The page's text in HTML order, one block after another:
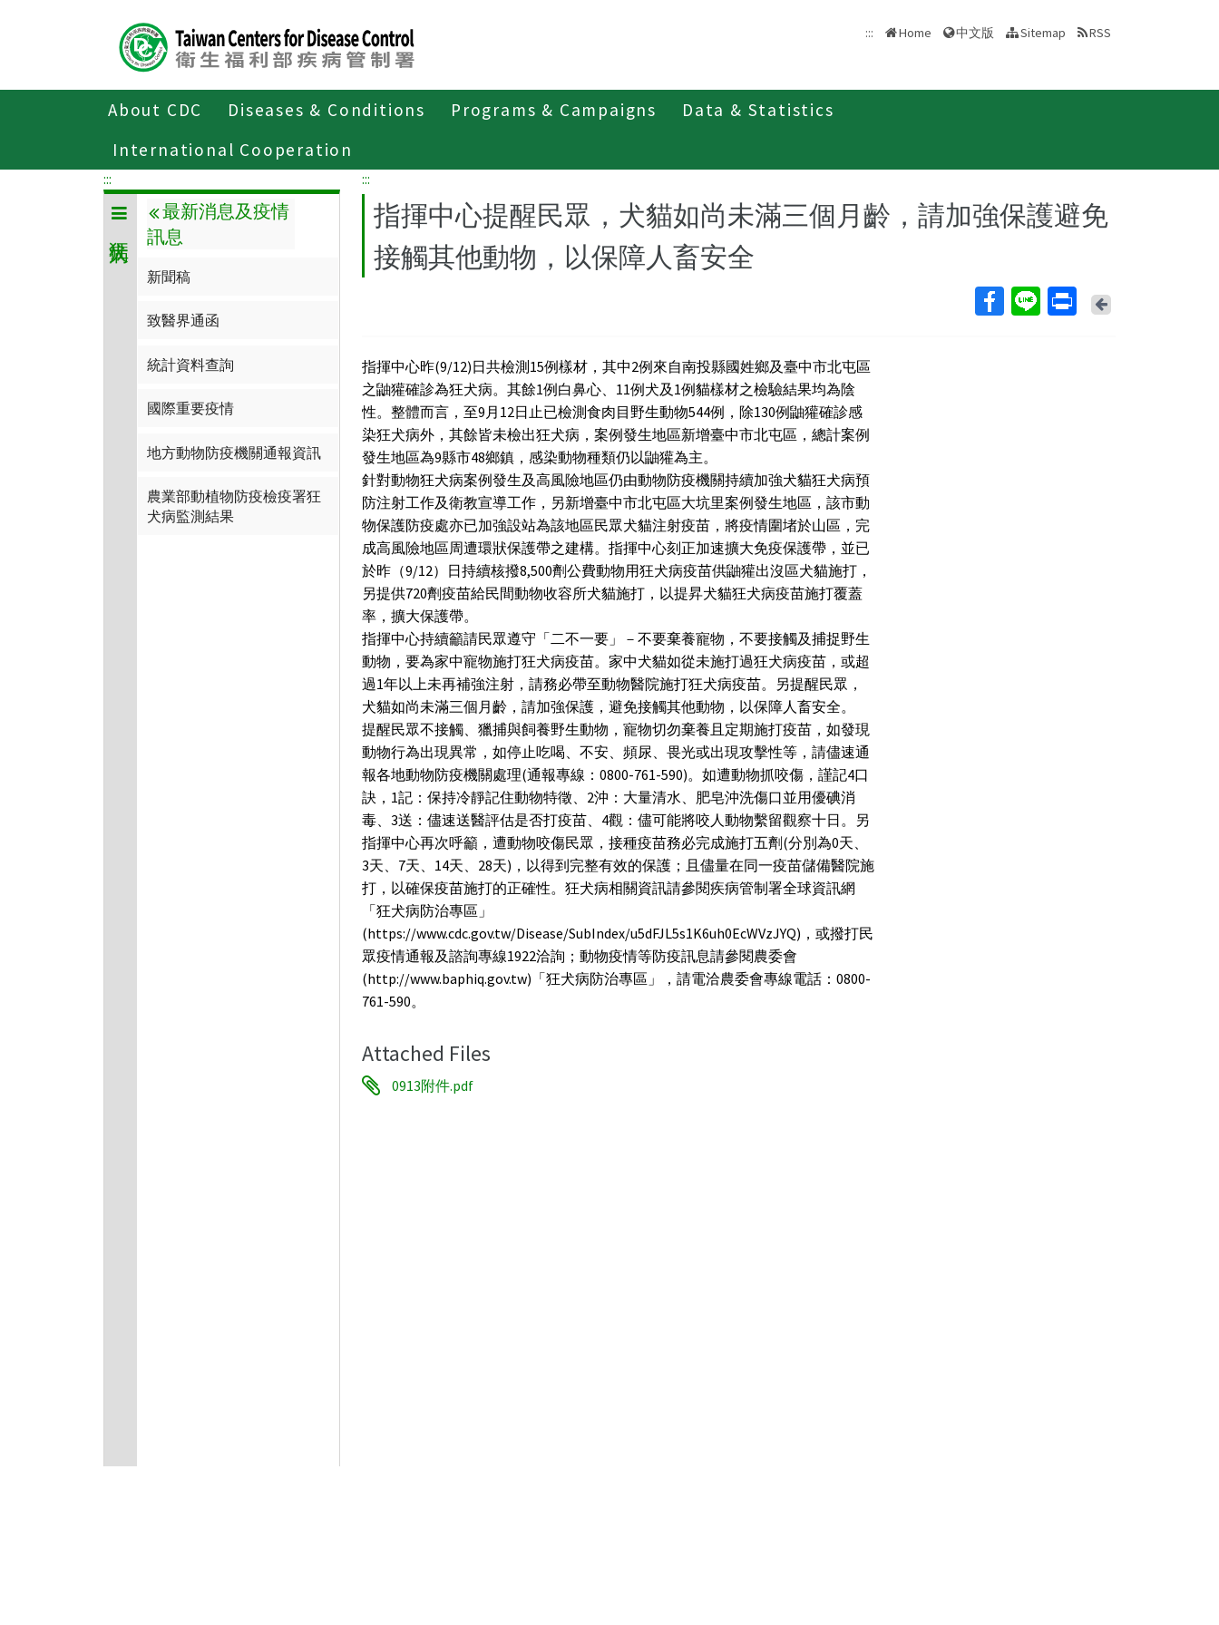
::: Home 中文版 Sitemap RSS
About CDC Diseases & Conditions Programs & Campaigns
Data & Statistics
International Cooperation
傳染病與防疫專題
:::
最新消息及疫情
訊息
新聞稿
致醫界通函
統計資料查詢
國際重要疫情
地方動物防疫機關通報資訊
農業部動植物防疫檢疫署狂
犬病監測結果
:::
指揮中心提醒民眾，犬貓如尚未滿三個月齡，請加強保護避免
接觸其他動物，以保障人畜安全
Back
指揮中心昨(9/12)日共檢測15例樣材，其中2例來自南投縣國姓鄉及臺中市北屯區
之鼬獾確診為狂犬病。其餘1例白鼻心、11例犬及1例貓樣材之檢驗結果均為陰
性。整體而言，至9月12日止已檢測食肉目野生動物544例，除130例鼬獾確診感
染狂犬病外，其餘皆未檢出狂犬病，案例發生地區新增臺中市北屯區，總計案例
發生地區為9縣市48鄉鎮，感染動物種類仍以鼬獾為主。
針對動物狂犬病案例發生及高風險地區仍由動物防疫機關持續加強犬貓狂犬病預
防注射工作及衛教宣導工作，另新增臺中市北屯區大坑里案例發生地區，該市動
物保護防疫處亦已加強設站為該地區民眾犬貓注射疫苗，將疫情圍堵於山區，完
成高風險地區周遭環狀保護帶之建構。指揮中心刻正加速擴大免疫保護帶，並已
於昨（9/12）日持續核撥8,500劑公費動物用狂犬病疫苗供鼬獾出沒區犬貓施打，
另提供720劑疫苗給民間動物收容所犬貓施打，以提昇犬貓狂犬病疫苗施打覆蓋
率，擴大保護帶。
指揮中心持續籲請民眾遵守「二不一要」－不要棄養寵物，不要接觸及捕捉野生
動物，要為家中寵物施打狂犬病疫苗。家中犬貓如從未施打過狂犬病疫苗，或超
過1年以上未再補強注射，請務必帶至動物醫院施打狂犬病疫苗。另提醒民眾，
犬貓如尚未滿三個月齡，請加強保護，避免接觸其他動物，以保障人畜安全。
提醒民眾不接觸、獵捕與飼養野生動物，寵物切勿棄養且定期施打疫苗，如發現
動物行為出現異常，如停止吃喝、不安、頻尿、畏光或出現攻擊性等，請儘速通
報各地動物防疫機關處理(通報專線：0800-761-590)。如遭動物抓咬傷，謹記4口
訣，1記：保持冷靜記住動物特徵、2沖：大量清水、肥皂沖洗傷口並用優碘消
毒、3送：儘速送醫評估是否打疫苗、4觀：儘可能將咬人動物繫留觀察十日。另
指揮中心再次呼籲，遭動物咬傷民眾，接種疫苗務必完成施打五劑(分別為0天、
3天、7天、14天、28天)，以得到完整有效的保護；且儘量在同一疫苗儲備醫院施
打，以確保疫苗施打的正確性。狂犬病相關資訊請參閱疾病管制署全球資訊網
「狂犬病防治專區」
(https://www.cdc.gov.tw/Disease/SubIndex/u5dFJL5s1K6uh0EcWVzJYQ)，或撥打民
眾疫情通報及諮詢專線1922洽詢；動物疫情等防疫訊息請參閱農委會
(http://www.baphiq.gov.tw)「狂犬病防治專區」，請電洽農委會專線電話：0800-
761-590。
Attached Files
0913附件.pdf